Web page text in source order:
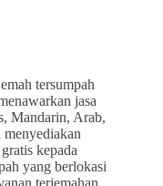
tersumpah
jasa
Mandarin, Arab,
kepada
yang berlokasi
terjemahan